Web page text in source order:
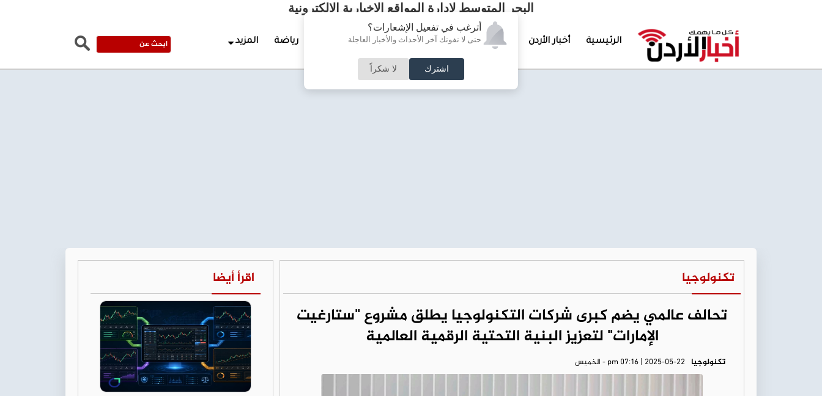
أترغب في تفعيل الإشعارات؟
حتى لا تفوتك آخر الأحداث والأخبار العاجلة
اشترك لا شكراً
البحر المتوسط لإدارة المواقع الإخبارية الالكترونية
الرئيسية أخبار الأردن تغطيات خاصة لقاء الأسبوع جرائم وحوادث رياضة المزيد
تكنولوجيا
تحالف عالمي يضم كبرى شركات التكنولوجيا يطلق مشروع "ستارغيت
الإمارات" لتعزيز البنية التحتية الرقمية العالمية
تكنولوجيا pm 07:16 | 2025-05-22 - الخميس
اقرأ أيضا